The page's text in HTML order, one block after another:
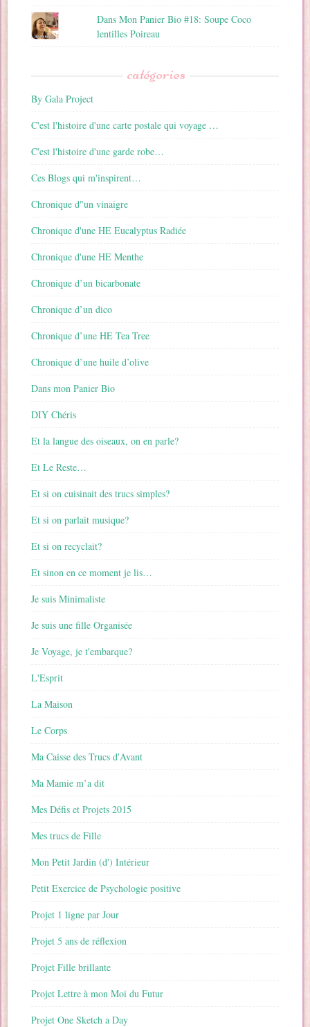
Dans Mon Panier Bio #18: Soupe Coco
lentilles Poireau
catégories
By Gala Project
C'est l'histoire d'une carte postale qui voyage …
C'est l'histoire d'une garde robe…
Ces Blogs qui m'inspirent…
Chronique d"un vinaigre
Chronique d'une HE Eucalyptus Radiée
Chronique d'une HE Menthe
Chronique d’un bicarbonate
Chronique d’un dico
Chronique d’une HE Tea Tree
Chronique d’une huile d’olive
Dans mon Panier Bio
DIY Chéris
Et la langue des oiseaux, on en parle?
Et Le Reste…
Et si on cuisinait des trucs simples?
Et si on parlait musique?
Et si on recyclait?
Et sinon en ce moment je lis…
Je suis Minimaliste
Je suis une fille Organisée
Je Voyage, je t'embarque?
L'Esprit
La Maison
Le Corps
Ma Caisse des Trucs d'Avant
Ma Mamie m’a dit
Mes Défis et Projets 2015
Mes trucs de Fille
Mon Petit Jardin (d') Intérieur
Petit Exercice de Psychologie positive
Projet 1 ligne par Jour
Projet 5 ans de réflexion
Projet Fille brillante
Projet Lettre à mon Moi du Futur
Projet One Sketch a Day